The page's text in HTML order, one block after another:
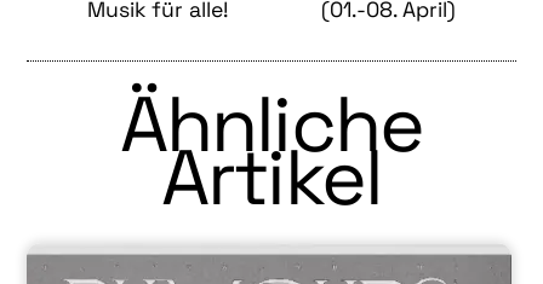
Musik für alle!
(01.-08. April)
Ähnliche
Artikel